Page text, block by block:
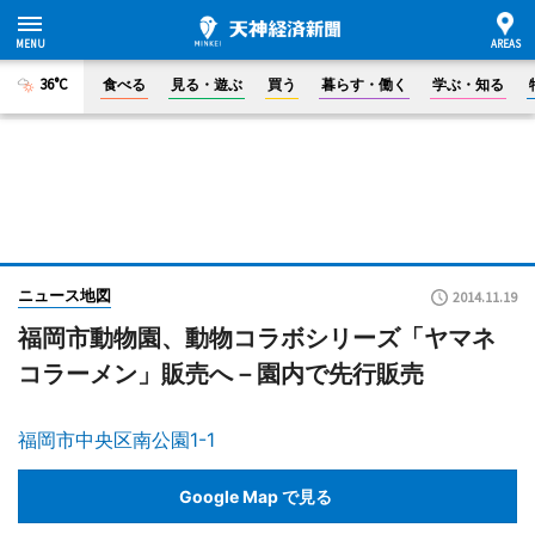
36°C 食べる 見る・遊ぶ 買う 暮らす・働く 学ぶ・知る
ニュース地図 2014.11.19
福岡市動物園、動物コラボシリーズ「ヤマネ
コラーメン」販売へ－園内で先行販売
福岡市中央区南公園1-1
Google Map で見る